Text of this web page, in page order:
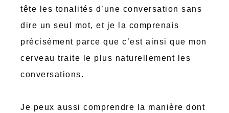
tête les tonalités d’une conversation sans
dire un seul mot, et je la comprenais
précisément parce que c’est ainsi que mon
cerveau traite le plus naturellement les
conversations.
Je peux aussi comprendre la manière dont